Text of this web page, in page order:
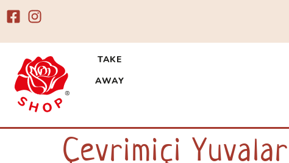
TAKE
AWAY
superbet e ai migliori
Çevrimiçi